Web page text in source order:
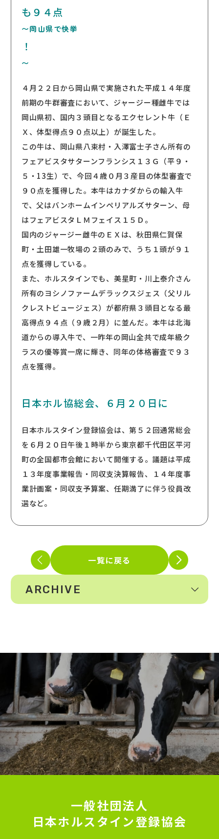
も９４点
〜岡山県で快挙
！
〜
４月２２日から岡山県で実施された平成１４年度
前期の牛群審査において、ジャージー種雌牛では
岡山県初、国内３頭目となるエクセレント牛（Ｅ
Ｘ、体型得点９０点以上）が誕生した。
この牛は、岡山県八束村・入澤富士子さん所有の
フェアビスタサターンフランシス１３Ｇ（平９・
５・13生）で、今回４歳０月３産目の体型審査で
９０点を獲得した。本牛はカナダからの輸入牛
で、父はバンホームインペリアルズサターン、母
はフェアビスタＬＭフェイス１５Ｄ。
国内のジャージー雌牛のＥＸは、秋田県仁賀保
町・土田雄一牧場の２頭のみで、うち１頭が９１
点を獲得している。
また、ホルスタインでも、美星町・川上泰介さん
所有のヨシノファームデラックスジェス（父リル
クレストビュージェス）が都府県３頭目となる最
高得点９４点（９歳２月）に並んだ。本牛は北海
道からの導入牛で、一昨年の岡山全共で成年級ク
ラスの優等賞一席に輝き、同年の体格審査で９３
点を獲得。
日本ホル協総会、６月２０日に
日本ホルスタイン登録協会は、第５２回通常総会
を６月２０日午後１時半から東京都千代田区平河
町の全国都市会館において開催する。議題は平成
１３年度事業報告・同収支決算報告、１４年度事
業計画案・同収支予算案、任期満了に伴う役員改
選など。
一覧に戻る
ARCHIVE
一般社団法人
日本ホルスタイン登録協会